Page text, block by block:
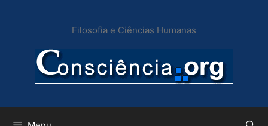
conteúdo
Filosofia e Ciências Humanas